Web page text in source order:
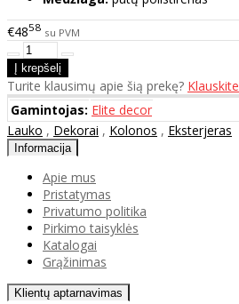
€4858 su PVM
Turite klausimų apie šią prekę? Klauskite
Gamintojas: Elite decor
Lauko , Dekorai , Kolonos , Eksterjeras
Informacija
Apie mus
Pristatymas
Privatumo politika
Pirkimo taisyklės
Katalogai
Grąžinimas
Klientų aptarnavimas